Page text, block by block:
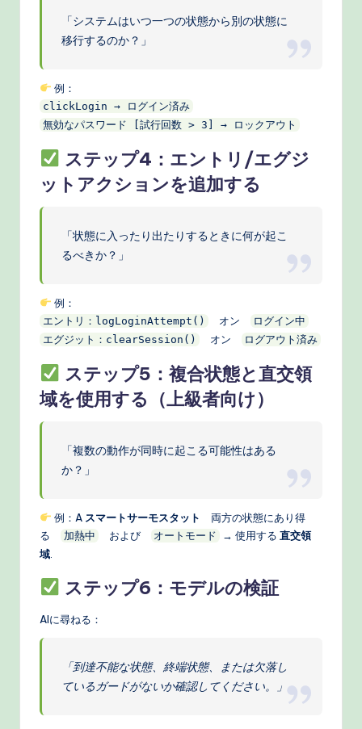
「システムはいつ一つの状態から別の状態に
移行するのか？」
例：
clickLogin → ログイン済み
無効なパスワード [試行回数 > 3] → ロックアウト
ステップ4：エントリ/エグジ
ットアクションを追加する
「状態に入ったり出たりするときに何が起こ
るべきか？」
例：
エントリ：logLoginAttempt() オン
ログイン中
エグジット：clearSession()
オン ログアウト済み
ステップ5：複合状態と直交領
域を使用する（上級者向け）
「複数の動作が同時に起こる可能性はある
か？」
例：A スマートサーモスタット 両方の状態にあり得
る
加熱中 および オートモード → 使用する直交領
域
ステップ6：モデルの検証
AIに尋ねる：
「到達不能な状態、終端状態、または欠落し
ているガードがないか確認してください。」